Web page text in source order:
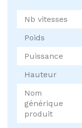
Nb vitesses
Poids
Puissance
Hauteur
Nom
générique
produit